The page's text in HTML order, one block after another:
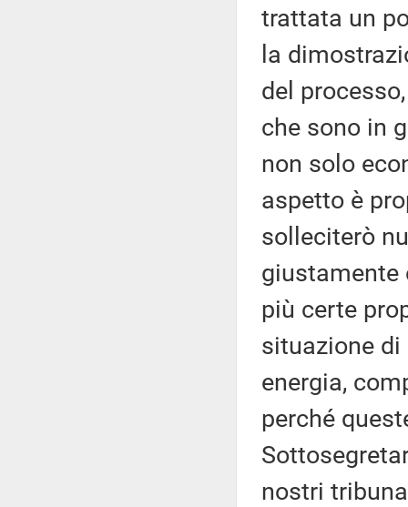
trattata un
la
del
che sono in
non solo
aspetto è
solleciterò
giustamente
più certe
situazione di
energia,
perché
nostri